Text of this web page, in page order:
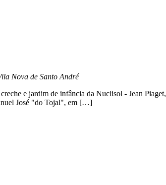
Nova de Santo André
e jardim de infância da Nuclisol - Jean Piaget,
José "do Tojal", em […]